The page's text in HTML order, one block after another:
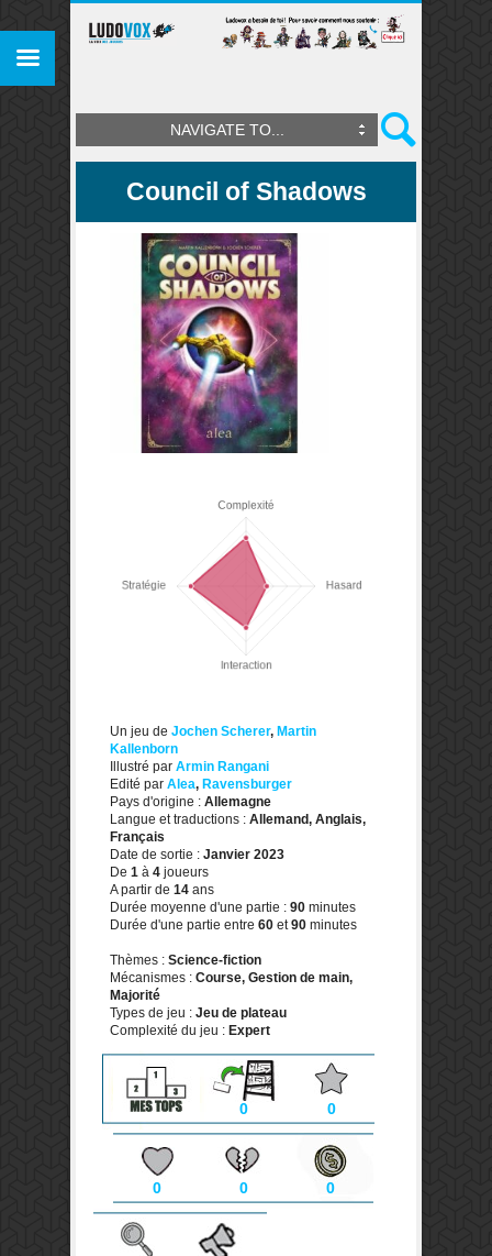
NAVIGATE TO...
Council of Shadows
Un jeu de Jochen Scherer, Martin
Kallenborn
Illustré par Armin Rangani
Edité par Alea, Ravensburger
Pays d'origine : Allemagne
Langue et traductions : Allemand, Anglais,
Français
Date de sortie : Janvier 2023
De 1 à 4 joueurs
A partir de 14 ans
Durée moyenne d'une partie : 90 minutes
Durée d'une partie entre 60 et90 minutes
Thèmes : Science-fiction
Mécanismes : Course, Gestion de main,
Majorité
Types de jeu : Jeu de plateau
Complexité du jeu : Expert
0 0
0 0 0